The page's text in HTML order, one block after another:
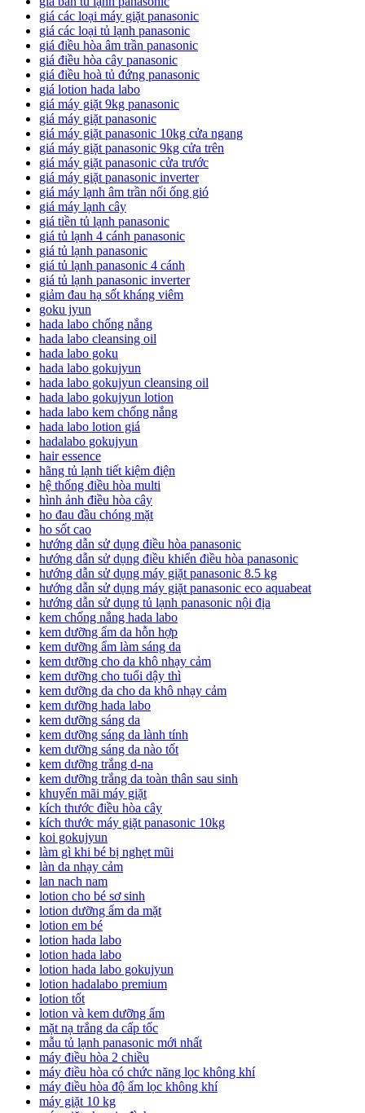
giá các loại máy giặt panasonic
giá các loại tủ lạnh panasonic
giá điều hòa âm trần panasonic
giá điều hòa cây panasonic
giá điều hoà tủ đứng panasonic
giá lotion hada labo
giá máy giặt 9kg panasonic
giá máy giặt panasonic
giá máy giặt panasonic 10kg cửa ngang
giá máy giặt panasonic 9kg cửa trên
giá máy giặt panasonic cửa trước
giá máy giặt panasonic inverter
giá máy lạnh âm trần nối ống gió
giá máy lạnh cây
giá tiền tủ lạnh panasonic
giá tủ lạnh 4 cánh panasonic
giá tủ lạnh panasonic
giá tủ lạnh panasonic 4 cánh
giá tủ lạnh panasonic inverter
giảm đau hạ sốt kháng viêm
goku jyun
hada labo chống nắng
hada labo cleansing oil
hada labo goku
hada labo gokujyun
hada labo gokujyun cleansing oil
hada labo gokujyun lotion
hada labo kem chống nắng
hada labo lotion giá
hadalabo gokujyun
hair essence
hãng tủ lạnh tiết kiệm điện
hệ thống điều hòa multi
hình ảnh điều hòa cây
ho đau đầu chóng mặt
ho sốt cao
hướng dẫn sử dụng điều hòa panasonic
hướng dẫn sử dụng điều khiển điều hòa panasonic
hướng dẫn sử dụng máy giặt panasonic 8.5 kg
hướng dẫn sử dụng máy giặt panasonic eco aquabeat
hướng dẫn sử dụng tủ lạnh panasonic nội địa
kem chống nắng hada labo
kem dưỡng ẩm da hỗn hợp
kem dưỡng ẩm làm sáng da
kem dưỡng cho da khô nhạy cảm
kem dưỡng cho tuổi dậy thì
kem dưỡng da cho da khô nhạy cảm
kem dưỡng hada labo
kem dưỡng sáng da
kem dưỡng sáng da lành tính
kem dưỡng sáng da nào tốt
kem dưỡng trắng d-na
kem dưỡng trắng da toàn thân sau sinh
khuyến mãi máy giặt
kích thước điều hòa cây
kích thước máy giặt panasonic 10kg
koi gokujyun
làm gì khi bé bị nghẹt mũi
làn da nhạy cảm
lan nach nam
lotion cho bé sơ sinh
lotion dưỡng ẩm da mặt
lotion em bé
lotion hada labo
lotion hada labo
lotion hada labo gokujyun
lotion hadalabo premium
lotion tốt
lotion và kem dưỡng ẩm
mặt nạ trắng da cấp tốc
mẫu tủ lạnh panasonic mới nhất
máy điều hòa 2 chiều
máy điều hòa có chức năng lọc không khí
máy điều hòa độ ẩm lọc không khí
máy giặt 10 kg